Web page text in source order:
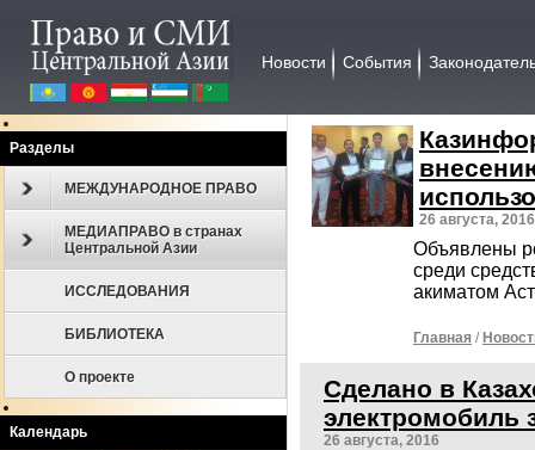
Новости События
Разделы
МЕЖДУНАРОДНОЕ ПРАВО
МЕДИАПРАВО в странах
Центральной Азии
ИССЛЕДОВАНИЯ
БИБЛИОТЕКА
О проекте
Календарь
26 августа, 2016
Объявлены
среди
акиматом
Главная /
Сделано в
электромобиль
26 августа, 2016